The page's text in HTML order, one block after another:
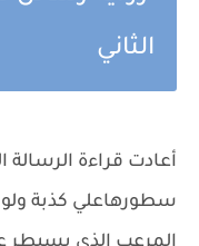
الثاني
أعادت قراءة الرسالة
سطورهاعلي كذبة ولو